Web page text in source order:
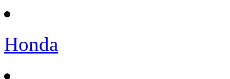
Honda